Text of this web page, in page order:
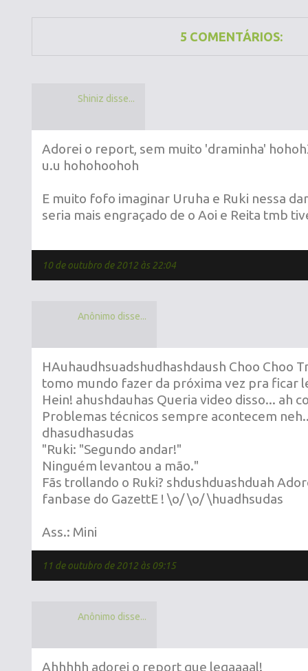
5 COMENTÁRIOS:
Shiniz disse...
Adorei o report, sem muito 'draminha'
u.u hohohoohoh
E muito fofo imaginar Uruha e Ruki nessa
seria mais engraçado de o Aoi e Reita tmb
10 de outubro de 2012 às 22:04
Anônimo disse...
HAuhaudhsuadshudhashdaush Choo Choo
tomo mundo fazer da próxima vez pra ficar
Hein! ahushdauhas Queria video disso... ah
Problemas técnicos sempre acontecem
dhasudhasudas
"Ruki: "Segundo andar!"
Ninguém levantou a mão."
Fãs trollando o Ruki? shdushduashduah
fanbase do GazettE ! \o/ \o/ \huadhsudas
Ass.: Mini
11 de outubro de 2012 às 09:15
Anônimo disse...
Ahhhhh adorei o report que legaaaal!